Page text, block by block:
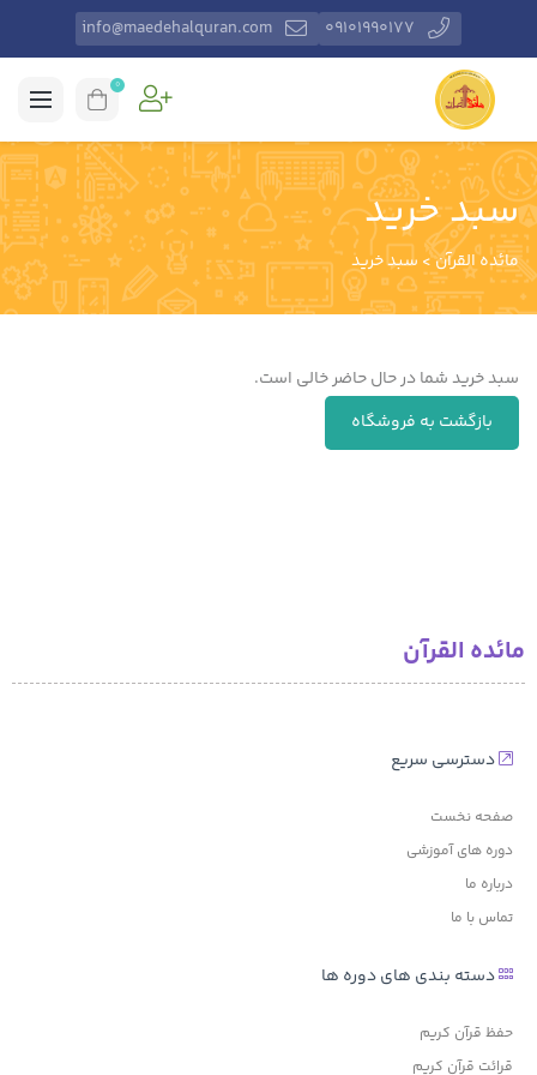
۰۹۱۰۱۹۹۰۱۷۷ info@maedehalquran.com
0
سبد خرید
مائده القرآن> سبد خرید
سبد خرید شما در حال حاضر خالی است.
بازگشت به فروشگاه
مائده القرآن
دسترسی سریع
صفحه نخست
دوره های آموزشی
درباره ما
تماس با ما
دسته بندی های دوره ها
حفظ قرآن کریم
قرائت قرآن کریم